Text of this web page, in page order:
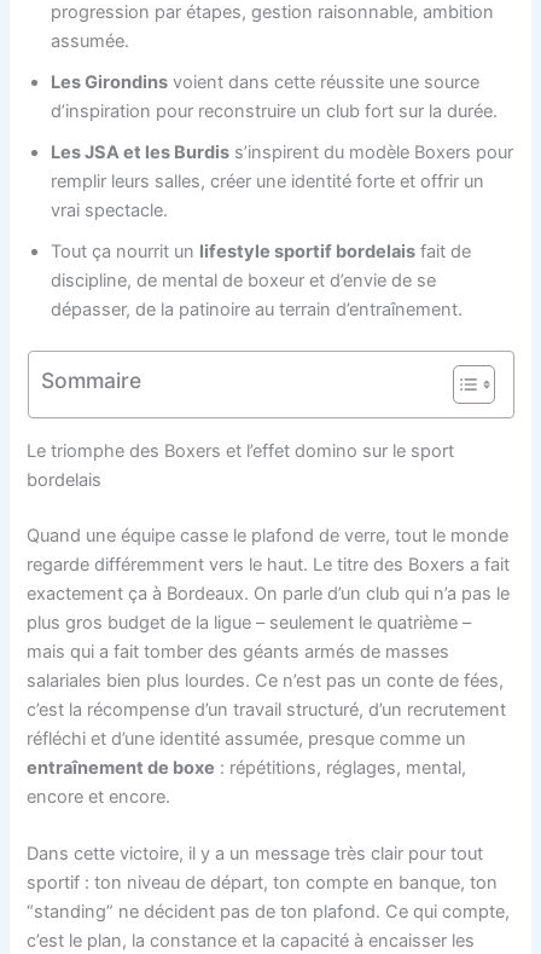
progression par étapes, gestion raisonnable, ambition
assumée.
Les Girondins voient dans cette réussite une source
d’inspiration pour reconstruire un club fort sur la durée.
Les JSA et les Burdis s’inspirent du modèle Boxers pour
remplir leurs salles, créer une identité forte et offrir un
vrai spectacle.
Tout ça nourrit un lifestyle sportif bordelais fait de
discipline, de mental de boxeur et d’envie de se
dépasser, de la patinoire au terrain d’entraînement.
Sommaire
Le triomphe des Boxers et l’effet domino sur le sport
bordelais
Quand une équipe casse le plafond de verre, tout le monde
regarde différemment vers le haut. Le titre des Boxers a fait
exactement ça à Bordeaux. On parle d’un club qui n’a pas le
plus gros budget de la ligue – seulement le quatrième –
mais qui a fait tomber des géants armés de masses
salariales bien plus lourdes. Ce n’est pas un conte de fées,
c’est la récompense d’un travail structuré, d’un recrutement
réfléchi et d’une identité assumée, presque comme un
entraînement de boxe : répétitions, réglages, mental,
encore et encore.
Dans cette victoire, il y a un message très clair pour tout
sportif : ton niveau de départ, ton compte en banque, ton
“standing” ne décident pas de ton plafond. Ce qui compte,
c’est le plan, la constance et la capacité à encaisser les